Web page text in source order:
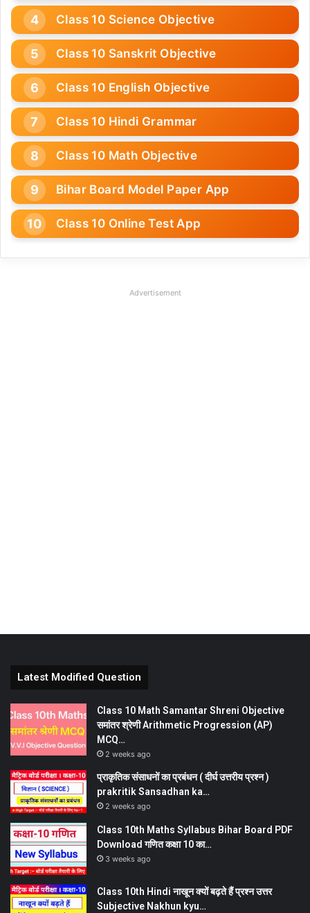
Class 10 Science Objective
Class 10 Sanskrit Objective
Class 10 English Objective
Class 10 Hindi Grammar
Class 10 Math Objective
Bihar Board Model Paper App
Class 10 Online Test App
Advertisement
Latest Modified Question
Class 10 Math Samantar Shreni Objective
समांतर श्रेणी Arithmetic Progression (AP)
MCQ…
2 weeks ago
प्राकृतिक संसाधनों का प्रबंधन ( दीर्घ उत्तरीय प्रश्न )
prakritik Sansadhan ka…
2 weeks ago
Class 10th Maths Syllabus Bihar Board PDF
Download गणित कक्षा 10 का…
3 weeks ago
Class 10th Hindi नाखून क्यों बढ़ते हैं प्रश्न उत्तर
Subjective Nakhun kyu…